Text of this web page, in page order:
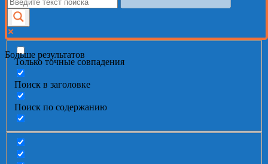
Больше результатов
Только точные совпадения
Поиск в заголовке
Поиск по содержанию